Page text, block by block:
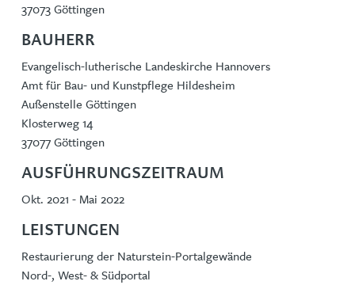
37073 Göttingen
BAUHERR
Evangelisch-lutherische Landeskirche Hannovers
Amt für Bau- und Kunstpflege Hildesheim
Außenstelle Göttingen
Klosterweg 14
37077 Göttingen
AUSFÜHRUNGSZEITRAUM
Okt. 2021 - Mai 2022
LEISTUNGEN
Restaurierung der Naturstein-Portalgewände
Nord-, West- & Südportal